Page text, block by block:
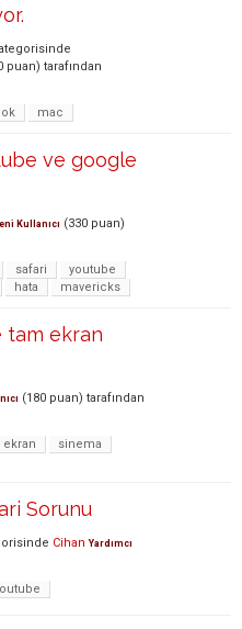
puan) tarafından
mac
ve google
Kullanıcı (330 puan)
safari
youtube
hata mavericks
tam ekran
(180 puan) tarafından
ekran
sinema
Sorunu
Cihan Yardımcı